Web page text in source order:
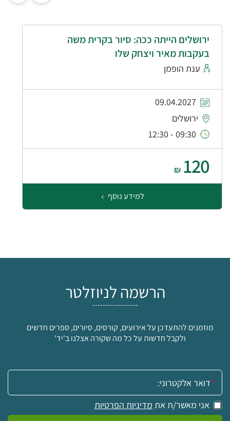
ירושלים הייתה ככה: סיור בקרית משה
בעקבות מאיר ויצחק שלו
ענת הופמן
09.04.2027
ירושלים
09:30 - 12:30
120
₪
למידע נוסף
הרשמה לניוזלטר
מוזמנים להתעדכן על אירועים, קורסים, סיורים, ספרים חדשים
ולקבל חדשות על כל מה שקורה אצלנו ב'יד'
אימייל:
אני מאשר/ת את מדיניות הפרטיות